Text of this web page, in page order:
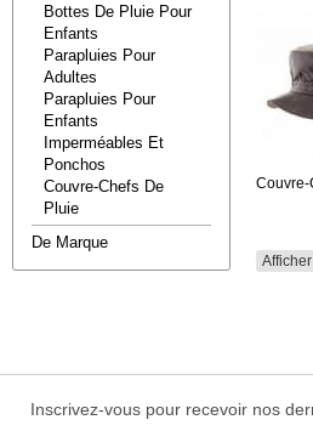
Bottes De Pluie Pour
Enfants
Parapluies Pour
Adultes
Parapluies Pour
Enfants
Imperméables Et
Ponchos
Couvre-Chefs De
Pluie
De Marque
Couvre-
Inscrivez-vous pour recevoir nos